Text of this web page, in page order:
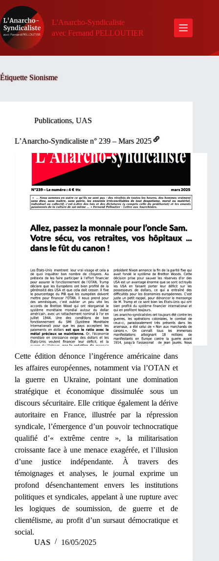
au
contenu
L'Anarcho-Syndicaliste
avec Fernand PELLOUTIER
ÉtiquetteSionisme
Publications, UAS
L’Anarcho-Syndicaliste n° 239 – Mars 2025
Cette édition dénonce l’ingérence américaine dans
les affaires européennes, notamment via l’OTAN et
la guerre en Ukraine, pointant une domination
stratégique et économique dissimulée sous un
discours sécuritaire. Elle critique également la dérive
autoritaire en France, illustrée par la répression
syndicale, l’émergence d’un pouvoir technocratique
qualifié d’« extrême centre », la militarisation
croissante face à une menace exagérée, et l’illusion
d’une justice indépendante. À travers des
témoignages et analyses, le journal exprime un
profond désenchantement envers les institutions
politiques et syndicales, appelant à une rupture avec
les logiques de soumission, de guerre et de
clientélisme, au profit d’un sursaut démocratique et
social.
UAS
16/05/2025